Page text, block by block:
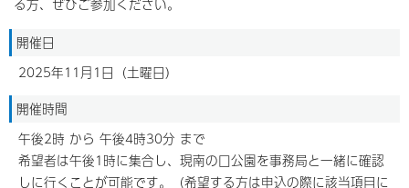
開催日
2025年11月1日（土曜日）
開催時間
午後2時 から 午後4時30分 まで
希望者は午後1時に集合し、現南の口公園を事務局と一緒に確認
しに行くことが可能です。（希望する方は申込の際に該当項目に